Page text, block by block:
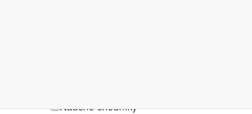
Náučné chodníky